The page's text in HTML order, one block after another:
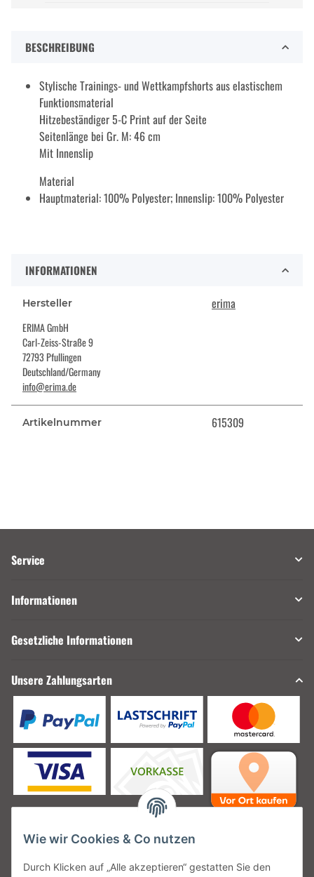
BESCHREIBUNG
Stylische Trainings- und Wettkampfshorts aus elastischem
Funktionsmaterial
Hitzebeständiger 5-C Print auf der Seite
Seitenlänge bei Gr. M: 46 cm
Mit Innenslip
Material
Hauptmaterial: 100% Polyester; Innenslip: 100% Polyester
INFORMATIONEN
Hersteller erima
ERIMA GmbH
Carl-Zeiss-Straße 9
72793 Pfullingen
Deutschland/Germany
info@erima.de
Artikelnummer 615309
Service
Informationen
Gesetzliche Informationen
Unsere Zahlungsarten
Unsere Versanddienstleister
Wie wir Cookies & Co nutzen
Durch Klicken auf „Alle akzeptieren“ gestatten Sie den